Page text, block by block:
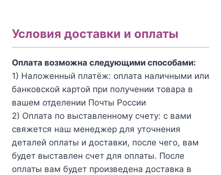
Условия доставки и оплаты
Оплата возможна следующими способами:
1) Наложенный платёж: оплата наличными или
банковской картой при получении товара в
вашем отделении Почты России
2) Оплата по выставленному счету: с вами
свяжется наш менеджер для уточнения
деталей оплаты и доставки, после чего, вам
будет выставлен счет для оплаты. После
оплаты вам будет произведена доставка в